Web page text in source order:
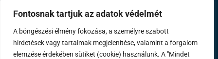
Fontosnak tartjuk az adatok védelmét
A böngészési élmény fokozása, a személyre szabott
hirdetések vagy tartalmak megjelenítése, valamint a forgalom
elemzése érdekében sütiket (cookie) használunk. A "Mindet
A Bouygues csoport tagja
Rólunk Szakterületeink Referenciáink
Távhő
KarrierKapcsolatImpresszum